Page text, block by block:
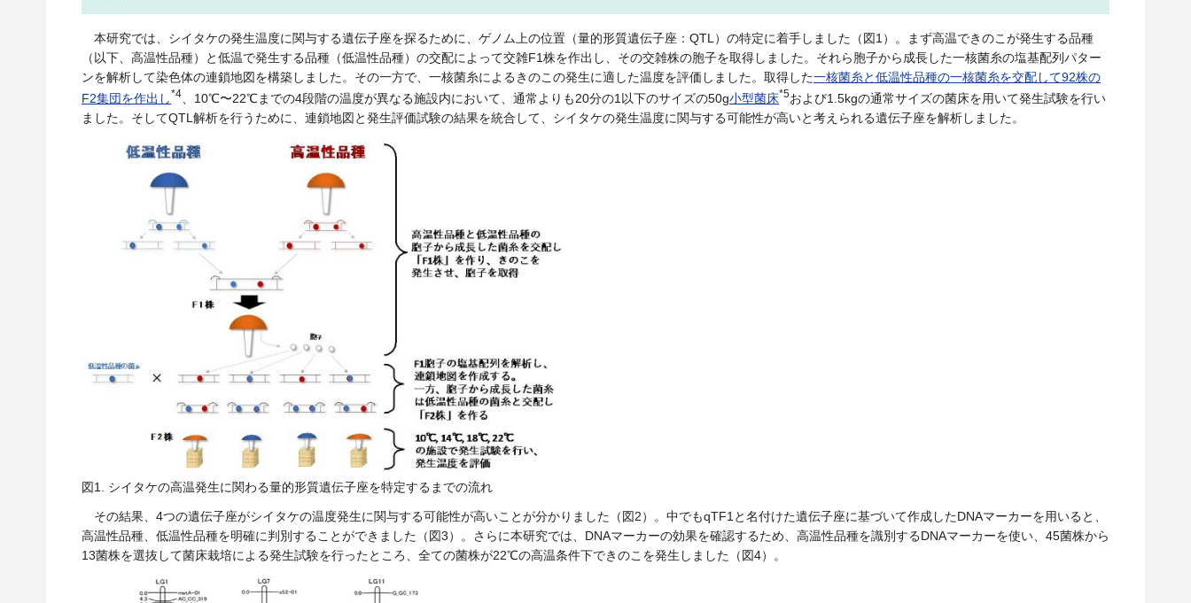
本研究では、シイタケの発生温度に関与する遺伝子座を探るために、ゲノム上の位置（量的形質遺伝子座：QTL）の特定に着手しました（図1）。まず高温できのこが発生する品種
（以下、高温性品種）と低温で発生する品種（低温性品種）の交配によって交雑F1株を作出し、その交雑株の胞子を取得しました。それら胞子から成長した一核菌糸の塩基配列パター
ンを解析して染色体の連鎖地図を構築しました。その一方で、一核菌糸によるきのこの発生に適した温度を評価しました。取得した一核菌糸と低温性品種の一核菌糸を交配して92株の
F2集団を作出し*4、10℃〜22℃までの4段階の温度が異なる施設内において、通常よりも20分の1以下のサイズの50g小型菌床*5および1.5kgの通常サイズの菌床を用いて発生試験を行い
ました。そしてQTL解析を行うために、連鎖地図と発生評価試験の結果を統合して、シイタケの発生温度に関与する可能性が高いと考えられる遺伝子座を解析しました。
図1. シイタケの高温発生に関わる量的形質遺伝子座を特定するまでの流れ
その結果、4つの遺伝子座がシイタケの温度発生に関与する可能性が高いことが分かりました（図2）。中でもqTF1と名付けた遺伝子座に基づいて作成したDNAマーカーを用いると、
高温性品種、低温性品種を明確に判別することができました（図3）。さらに本研究では、DNAマーカーの効果を確認するため、高温性品種を識別するDNAマーカーを使い、45菌株から
13菌株を選抜して菌床栽培による発生試験を行ったところ、全ての菌株が22℃の高温条件下できのこを発生しました（図4）。